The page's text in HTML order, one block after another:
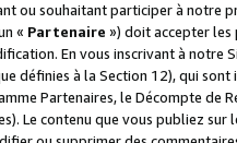
ou souhaitant participer à notre
« Partenaire ») doit accepter les
En vous inscrivant à notre
définies à la Section 12), qui
Partenaires, le Décompte de
Le contenu que vous publiez